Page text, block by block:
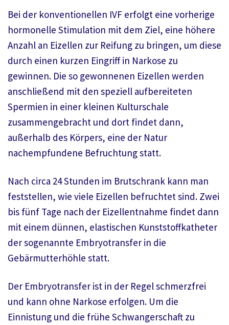
Bei der konventionellen IVF erfolgt eine vorherige
hormonelle Stimulation mit dem Ziel, eine höhere
Anzahl an Eizellen zur Reifung zu bringen, um diese
durch einen kurzen Eingriff in Narkose zu
gewinnen. Die so gewonnenen Eizellen werden
anschließend mit den speziell aufbereiteten
Spermien in einer kleinen Kulturschale
zusammengebracht und dort findet dann,
außerhalb des Körpers, eine der Natur
nachempfundene Befruchtung statt.
Nach circa 24 Stunden im Brutschrank kann man
feststellen, wie viele Eizellen befruchtet sind. Zwei
bis fünf Tage nach der Eizellentnahme findet dann
mit einem dünnen, elastischen Kunststoffkatheter
der sogenannte Embryotransfer in die
Gebärmutterhöhle statt.
Der Embryotransfer ist in der Regel schmerzfrei
und kann ohne Narkose erfolgen. Um die
Einnistung und die frühe Schwangerschaft zu